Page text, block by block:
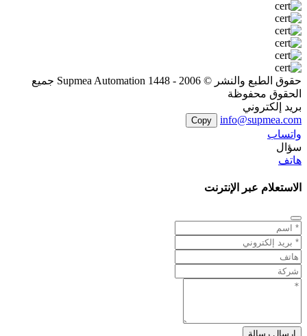
حقوق الطبع والنشر © 2006 - 1448 Supmea Automation جميع
الحقوق محفوظة
بريد إلكتروني
info@supmea.com
Copy
واتساب
سؤال
هاتف
الاستعلام عبر الإنترنت
إرسال رسالة